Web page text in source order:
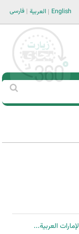
فارسی العربية English
العربية...